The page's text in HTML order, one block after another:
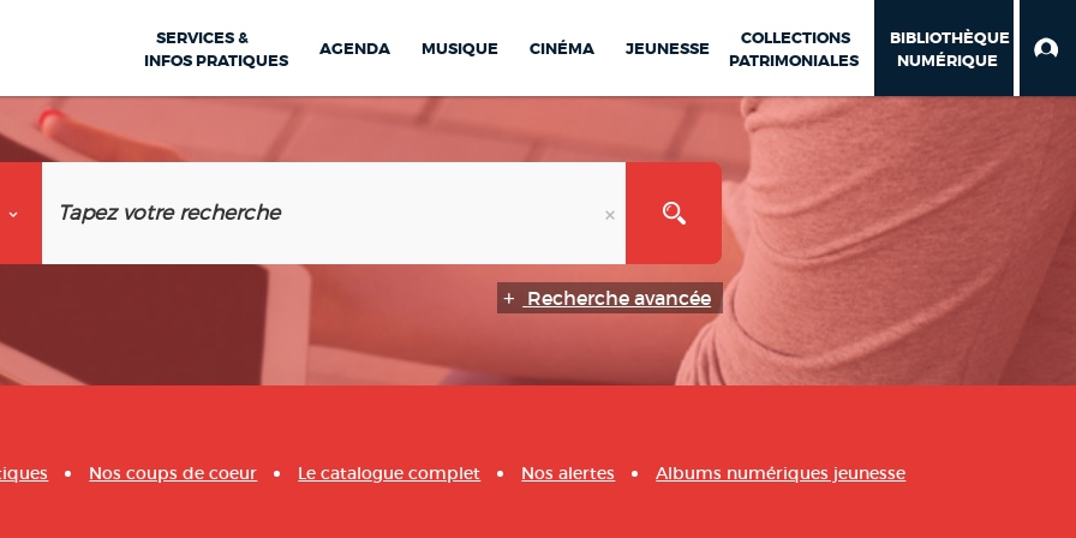
SERVICES &
INFOS PRATIQUES
AGENDA MUSIQUE CINÉMA JEUNESSE
COLLECTIONS
PATRIMONIALES
BIBLIOTHÈQUE
NUMÉRIQUE
Recherche avancée
Nos coups de coeur Le catalogue complet Nos alertes
Albums numériques jeunesse